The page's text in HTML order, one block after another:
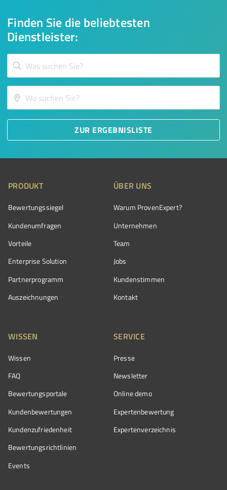
Finden Sie die beliebtesten
Dienstleister:
ZUR ERGEBNISLISTE
PRODUKT
Bewertungssiegel
Kundenumfragen
Vorteile
Enterprise Solution
Partnerprogramm
Auszeichnungen
ÜBER UNS
Warum ProvenExpert?
Unternehmen
Team
Jobs
Kundenstimmen
Kontakt
WISSEN
Wissen
FAQ
Bewertungsportale
Kundenbewertungen
Kundenzufriedenheit
Bewertungs­richtlinien
Events
SERVICE
Presse
Newsletter
Online demo
Expertenbewertung
Expertenverzeichnis